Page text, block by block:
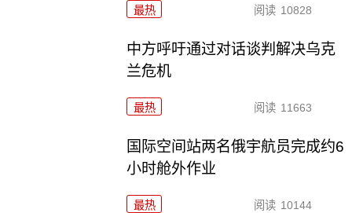
最热 阅读 10828
中方呼吁通过对话谈判解决乌克
兰危机
最热 阅读 11663
国际空间站两名俄宇航员完成约6
小时舱外作业
最热 阅读 10144